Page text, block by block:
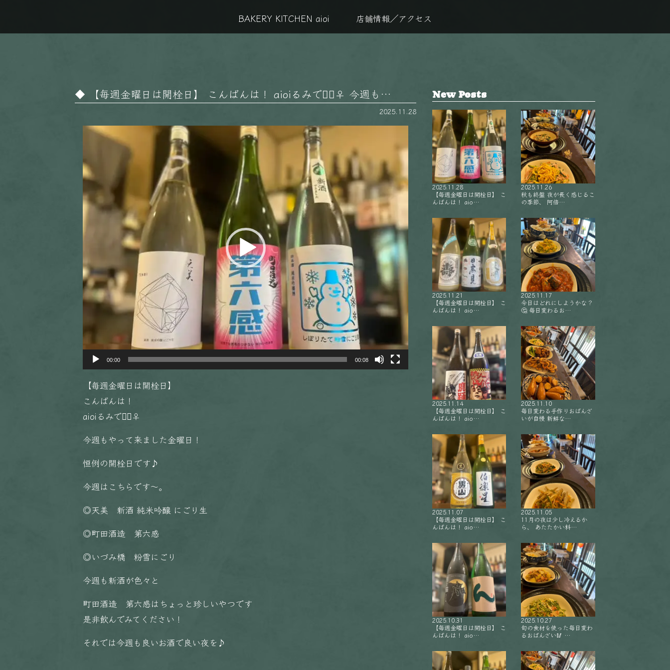
BAKERY KITCHEN aioi 店舗情報／アクセス
【毎週金曜日は開栓日】 こんばんは！ aioiるみです🏻‍♀️ 今週も…
2025.11.28
動
プ
レ
ー
00:00 00:08
【毎週金曜日は開栓日】
こんばんは！
aioiるみです🏻‍♀️
今週もやって来ました金曜日！
恒例の開栓日です♪
今週はこちらです〜。
◎天美 新酒 純米吟醸 にごり生
◎町田酒造 第六感
◎いづみ橋 粉雪にごり
今週も新酒が色々と
町田酒造 第六感はちょっと珍しいやつです
是非飲んでみてください！
それでは今週も良いお酒で良い夜を♪
New Posts
2025.11.28
【毎週金曜日は開栓日】 こ
んばんは！ aio…
2025.11.26
秋も終盤 夜が長く感じるこ
の季節、 阿倍…
2025.11.21
【毎週金曜日は開栓日】 こ
んばんは！ aio…
2025.11.17
今日はどれにしようかな？
🤔 毎日変わるお…
2025.11.14
【毎週金曜日は開栓日】 こ
んばんは！ aio…
2025.11.10
毎日変わる手作りおばんざ
いが自慢 新鮮な…
2025.11.07
【毎週金曜日は開栓日】 こ
んばんは！ aio…
2025.11.05
11月の夜は少し冷えるか
ら、 あたたかい料…
2025.10.31
【毎週金曜日は開栓日】 こ
んばんは！ aio…
2025.10.27
旬の食材を使った毎日変わ
るおばんざい🥢 …